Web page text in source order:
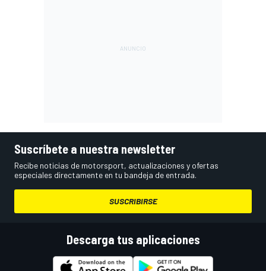
Suscríbete a nuestra newsletter
Recibe noticias de motorsport, actualizaciones y ofertas
especiales directamente en tu bandeja de entrada.
SUSCRIBIRSE
Descarga tus aplicaciones